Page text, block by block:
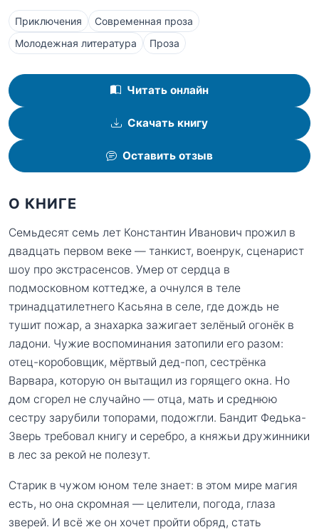
Приключения
Современная проза
Молодежная литература
Проза
Читать онлайн
Скачать книгу
Оставить отзыв
О КНИГЕ
Семьдесят семь лет Константин Иванович прожил в
двадцать первом веке — танкист, военрук, сценарист
шоу про экстрасенсов. Умер от сердца в
подмосковном коттедже, а очнулся в теле
тринадцатилетнего Касьяна в селе, где дождь не
тушит пожар, а знахарка зажигает зелёный огонёк в
ладони. Чужие воспоминания затопили его разом:
отец-коробовщик, мёртвый дед-поп, сестрёнка
Варвара, которую он вытащил из горящего окна. Но
дом сгорел не случайно — отца, мать и среднюю
сестру зарубили топорами, подожгли. Бандит Федька-
Зверь требовал книгу и серебро, а княжьи дружинники
в лес за рекой не полезут.
Старик в чужом юном теле знает: в этом мире магия
есть, но она скромная — целители, погода, глаза
зверей. И всё же он хочет пройти обряд, стать